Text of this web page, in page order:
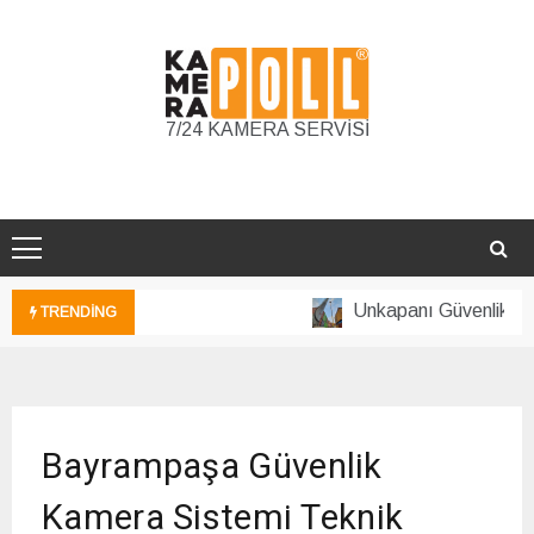
7/24 KAMERA SERVİSİ
TRENDING Unkapanı Güvenlik
GÜVENLİK
KAMERA
TEKNİK
Bayrampaşa Güvenlik
Kamera Sistemi Teknik